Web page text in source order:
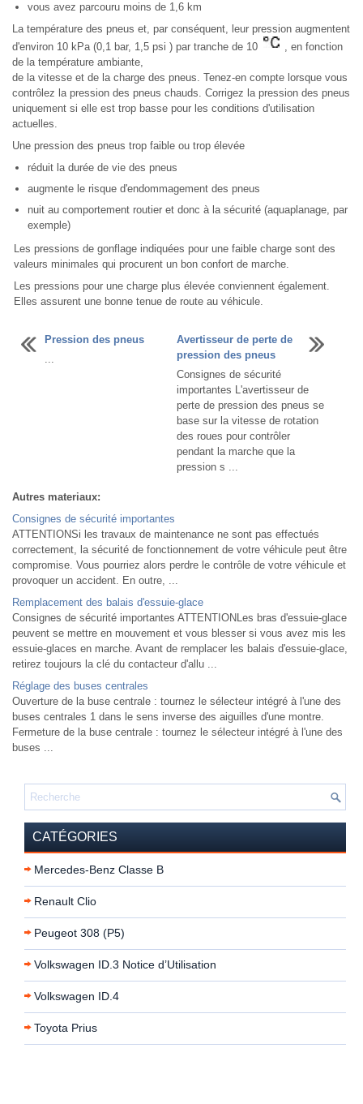
vous avez parcouru moins de 1,6 km
La température des pneus et, par conséquent, leur pression augmentent
d'environ 10 kPa (0,1 bar, 1,5 psi ) par tranche de 10
, en fonction
de la température ambiante,
de la vitesse et de la charge des pneus. Tenez-en compte lorsque vous
contrôlez la pression des pneus chauds. Corrigez la pression des pneus
uniquement si elle est trop basse pour les conditions d'utilisation
actuelles.
Une pression des pneus trop faible ou trop élevée
réduit la durée de vie des pneus
augmente le risque d'endommagement des pneus
nuit au comportement routier et donc à la sécurité (aquaplanage, par
exemple)
Les pressions de gonflage indiquées pour une faible charge sont des
valeurs minimales qui procurent un bon confort de marche.
Les pressions pour une charge plus élevée conviennent également.
Elles assurent une bonne tenue de route au véhicule.
Pression des pneus
...
Avertisseur de perte de
pression des pneus
Consignes de sécurité
importantes L'avertisseur de
perte de pression des pneus se
base sur la vitesse de rotation
des roues pour contrôler
pendant la marche que la
pression s ...
Autres materiaux:
Consignes de sécurité importantes
ATTENTIONSi les travaux de maintenance ne sont pas effectués
correctement, la sécurité de fonctionnement de votre véhicule peut être
compromise. Vous pourriez alors perdre le contrôle de votre véhicule et
provoquer un accident. En outre, ...
Remplacement des balais d'essuie-glace
Consignes de sécurité importantes ATTENTIONLes bras d'essuie-glace
peuvent se mettre en mouvement et vous blesser si vous avez mis les
essuie-glaces en marche. Avant de remplacer les balais d'essuie-glace,
retirez toujours la clé du contacteur d'allu ...
Réglage des buses centrales
Ouverture de la buse centrale : tournez le sélecteur intégré à l'une des
buses centrales 1 dans le sens inverse des aiguilles d'une montre.
Fermeture de la buse centrale : tournez le sélecteur intégré à l'une des
buses ...
CATÉGORIES
Mercedes-Benz Classe B
Renault Clio
Peugeot 308 (P5)
Volkswagen ID.3 Notice d’Utilisation
Volkswagen ID.4
Toyota Prius